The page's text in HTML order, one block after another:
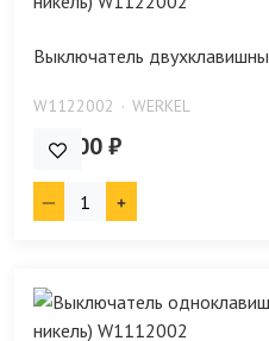
Выключатель
W1122002 WERKEL
857.00 ₽